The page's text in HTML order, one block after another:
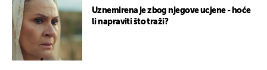
Uznemirena je zbog njegove ucjene - hoće
li napraviti što traži?